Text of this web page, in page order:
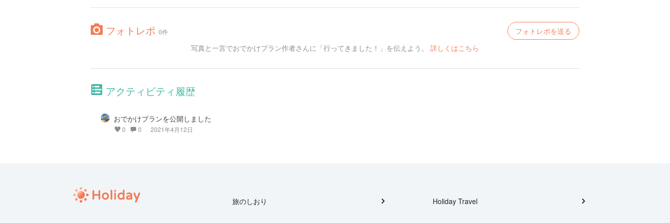
フォトレポ 0件
フォトレポを送る
写真と一言でおでかけプラン作者さんに「行ってきました！」を伝えよう。 詳しくはこちら
アクティビティ履歴
おでかけプランを公開しました
0 0 2021年4月12日
旅のしおり Holiday Travel